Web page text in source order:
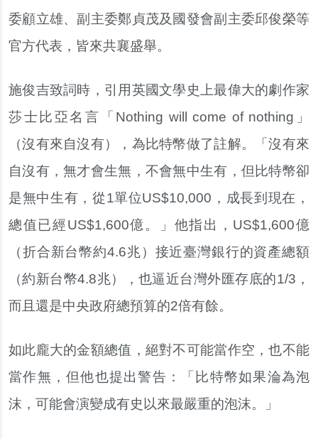
委顧立雄、副主委鄭貞茂及國發會副主委邱俊榮等
官方代表，皆來共襄盛舉。
施俊吉致詞時，引用英國文學史上最偉大的劇作家
莎士比亞名言「Nothing will come of nothing」
（沒有來自沒有），為比特幣做了註解。「沒有來
自沒有，無才會生無，不會無中生有，但比特幣卻
是無中生有，從1單位US$10,000，成長到現在，
總值已經US$1,600億。」他指出，US$1,600億
（折合新台幣約4.6兆）接近臺灣銀行的資產總額
（約新台幣4.8兆），也逼近台灣外匯存底的1/3，
而且還是中央政府總預算的2倍有餘。
如此龐大的金額總值，絕對不可能當作空，也不能
當作無，但他也提出警告：「比特幣如果淪為泡
沫，可能會演變成有史以來最嚴重的泡沫。」